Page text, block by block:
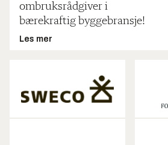
ombruksrådgiver i
bærekraftig byggebransje!
Les mer